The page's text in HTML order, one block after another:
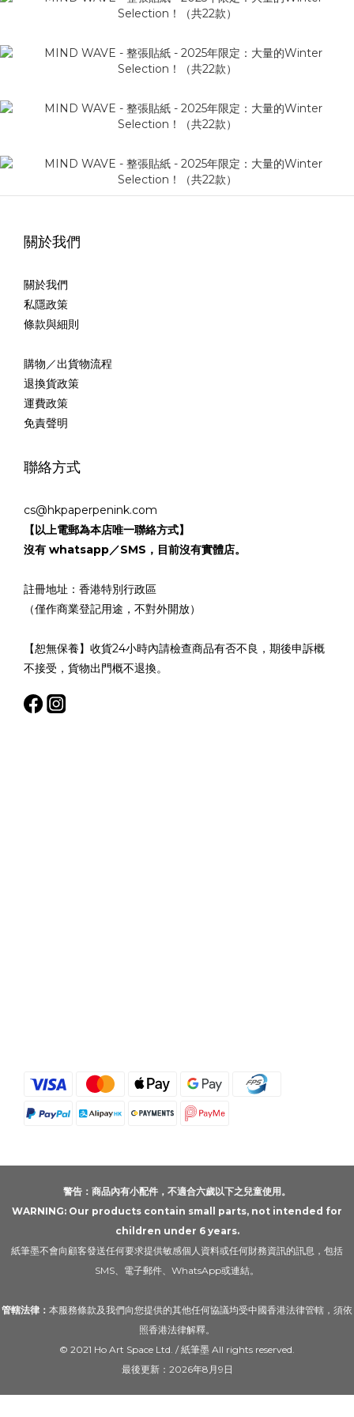
關於我們
關於我們
私隱政策
條款與細則
購物／出貨物流程
退換貨政策
運費政策
免責聲明
聯絡方式
cs@hkpaperpenink.com
【以上電郵為本店唯一聯絡方式】
沒有 whatsapp／SMS，目前沒有實體店。
註冊地址：香港特別行政區
（僅作商業登記用途，不對外開放）
【恕無保養】收貨24小時內請檢查商品有否不良，期後申訴概
不接受，貨物出門概不退換。
警告：商品內有小配件，不適合六歲以下之兒童使用。
WARNING: Our products contain small parts, not intended for
children under 6 years.
紙筆墨不會向顧客發送任何要求提供敏感個人資料或任何財務資訊的訊息，包括
SMS、電子郵件、WhatsApp或連結。
管轄法律： 本服務條款及我們向您提供的其他任何協議均受中國香港法律管轄，須依
照香港法律解釋。
© 2021 Ho Art Space Ltd. / 紙筆墨 All rights reserved.
最後更新：2026年8月9日